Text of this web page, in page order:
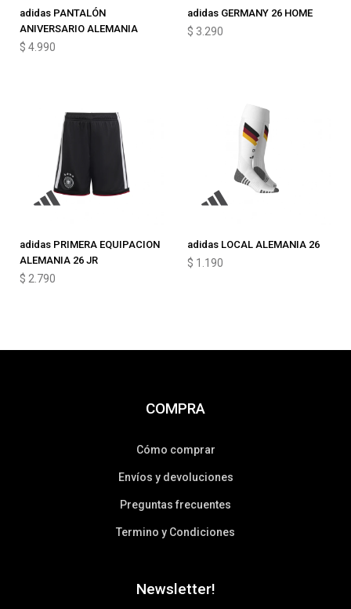
adidas PANTALÓN
ANIVERSARIO ALEMANIA
$ 4.990
adidas GERMANY 26 HOME
$ 3.290
adidas PRIMERA EQUIPACION
ALEMANIA 26 JR
$ 2.790
adidas LOCAL ALEMANIA 26
$ 1.190
COMPRA
Cómo comprar
Envíos y devoluciones
Preguntas frecuentes
Termino y Condiciones
Newsletter!